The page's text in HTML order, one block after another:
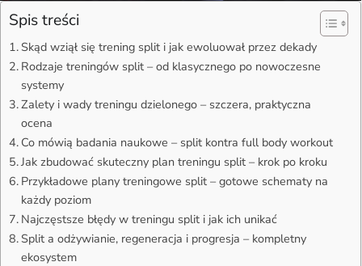
Spis treści
Skąd wziął się trening split i jak ewoluował przez dekady
Rodzaje treningów split – od klasycznego po nowoczesne
systemy
Zalety i wady treningu dzielonego – szczera, praktyczna
ocena
Co mówią badania naukowe – split kontra full body workout
Jak zbudować skuteczny plan treningu split – krok po kroku
Przykładowe plany treningowe split – gotowe schematy na
każdy poziom
Najczęstsze błędy w treningu split i jak ich unikać
Split a odżywianie, regeneracja i progresja – kompletny
ekosystem